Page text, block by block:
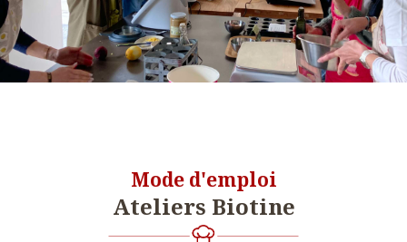
VOIR TOUS LES ATELIERS
Mode d'emploi
Ateliers Biotine